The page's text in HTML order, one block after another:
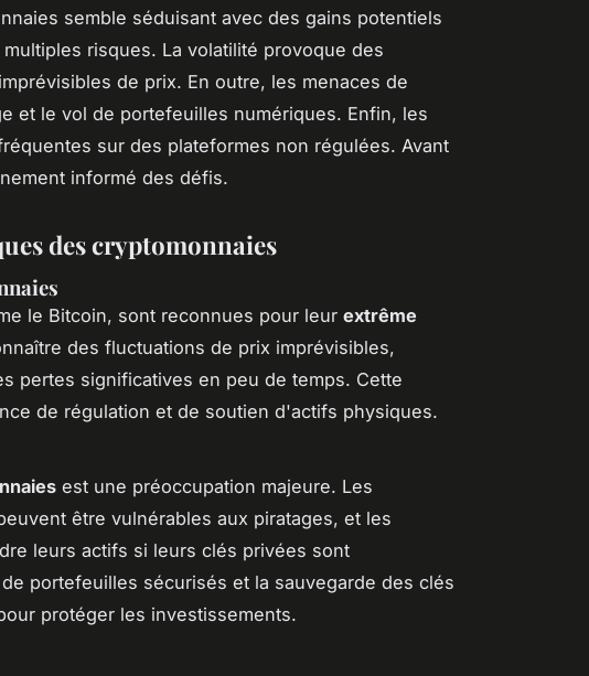
semble séduisant avec des gains potentiels
risques. La volatilité provoque des
de prix. En outre, les menaces de
et le vol de portefeuilles numériques. Enfin, les
sur des plateformes non régulées. Avant
informé des défis.
des cryptomonnaies
le Bitcoin, sont reconnues pour leur extrême
des fluctuations de prix imprévisibles,
pertes significatives en peu de temps. Cette
de régulation et de soutien d'actifs physiques.
est une préoccupation majeure. Les
être vulnérables aux piratages, et les
leurs actifs si leurs clés privées sont
portefeuilles sécurisés et la sauvegarde des clés
protéger les investissements.